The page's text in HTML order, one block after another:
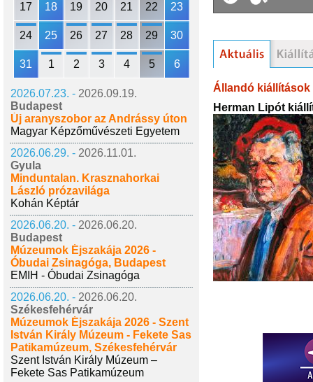
17 18 19 20 21 22 23
24 25 26 27 28 29 30
31 1 2 3 4 5 6
2026.07.23. - 2026.09.19.
Budapest
Új aranyszobor az Andrássy úton
Magyar Képzőművészeti Egyetem
2026.06.29. - 2026.11.01.
Gyula
Minduntalan. Krasznahorkai
László prózavilága
Kohán Képtár
2026.06.20. - 2026.06.20.
Budapest
Múzeumok Éjszakája 2026 -
Óbudai Zsinagóga, Budapest
EMIH - Óbudai Zsinagóga
2026.06.20. - 2026.06.20.
Székesfehérvár
Múzeumok Éjszakája 2026 - Szent
István Király Múzeum - Fekete Sas
Patikamúzeum, Székesfehérvár
Szent István Király Múzeum –
Fekete Sas Patikamúzeum
Állandó kiállítások
Herman Lipót